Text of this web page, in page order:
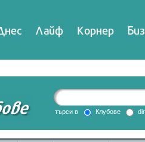
Лайф Корнер
DirTV Impressio
търси в Клубове